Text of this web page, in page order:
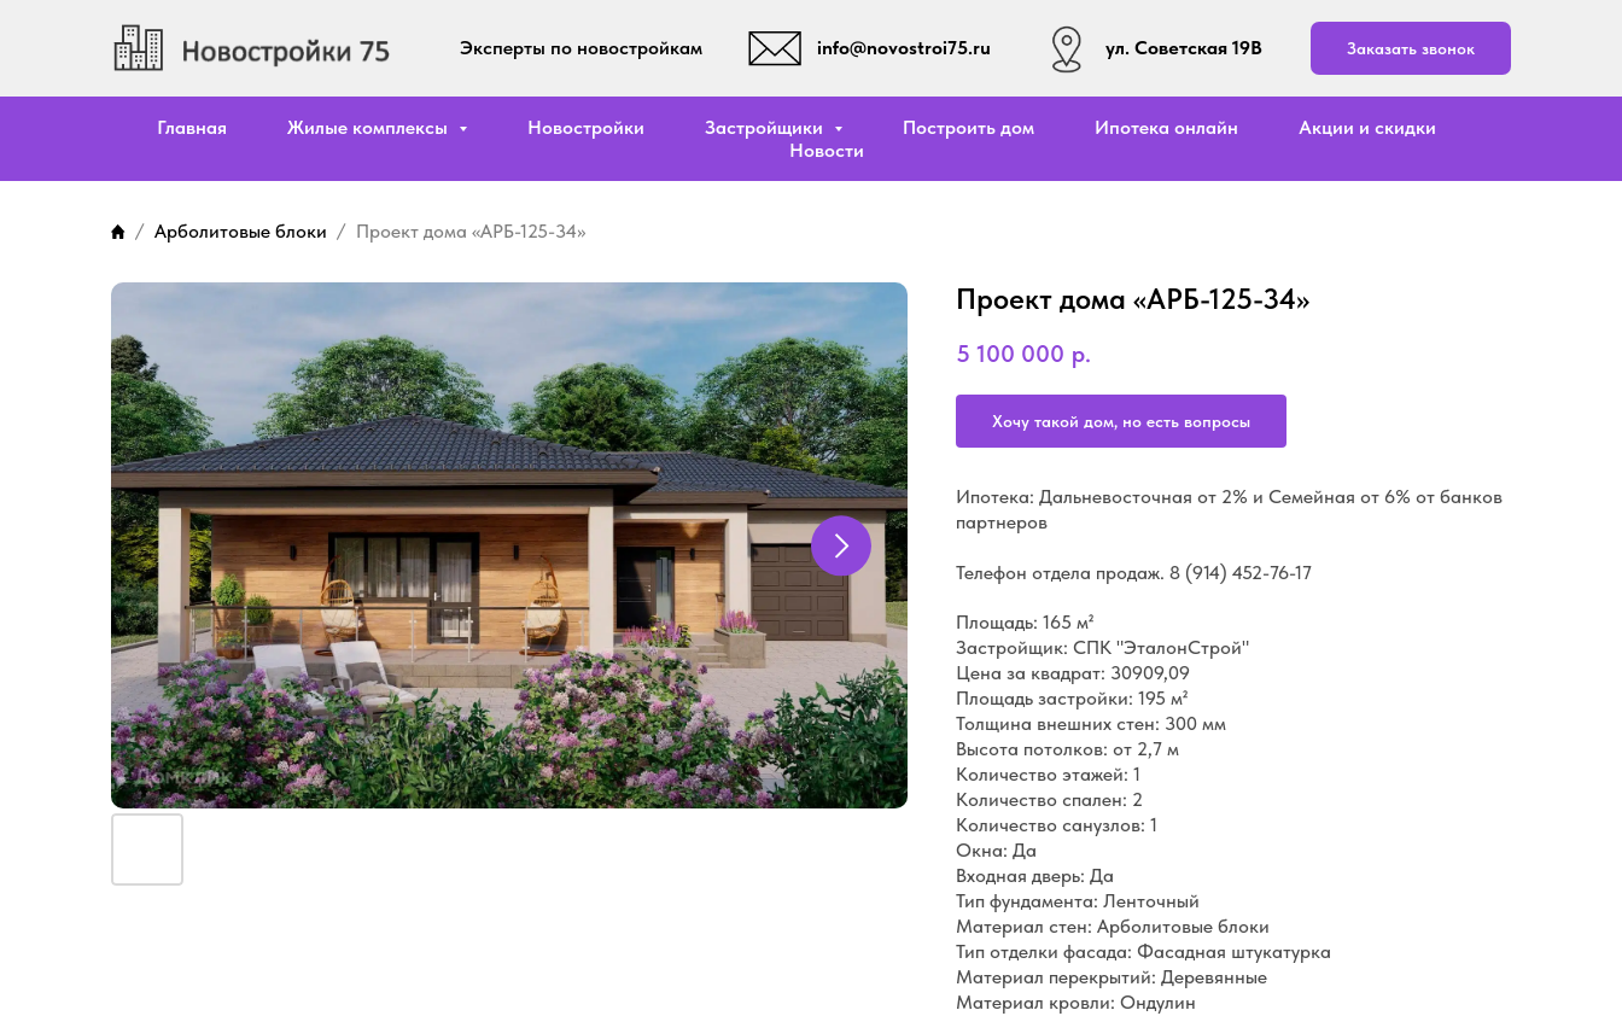
Эксперты по новостройкам info@novostroi75.ru ул. Советская 19В Заказать звонок
Главная Жилые комплексы Новостройки Застройщики Построить дом Ипотека онлайн
Акции и скидки
Новости
Арболитовые блоки Проект дома «АРБ-125-34»
Проект дома «АРБ-125-34»
5 100 000 р.
Хочу такой дом, но есть вопросы
Ипотека: Дальневосточная от 2% и Семейная от 6% от банков
партнеров
Телефон отдела продаж. 8 (914) 452-76-17
Площадь: 165 м²
Застройщик: СПК "ЭталонСтрой"
Цена за квадрат: 30909,09
Площадь застройки: 195 м²
Толщина внешних стен: 300 мм
Высота потолков: от 2,7 м
Количество этажей: 1
Количество спален: 2
Количество санузлов: 1
Окна: Да
Входная дверь: Да
Тип фундамента: Ленточный
Материал стен: Арболитовые блоки
Тип отделки фасада: Фасадная штукатурка
Материал перекрытий: Деревянные
Материал кровли: Ондулин